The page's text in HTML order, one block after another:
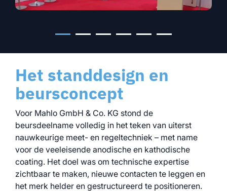
Het standdesign en
beursconcept
Voor Mahlo GmbH & Co. KG stond de
beursdeelname volledig in het teken van uiterst
nauwkeurige meet- en regeltechniek – met name
voor de veeleisende anodische en kathodische
coating. Het doel was om technische expertise
zichtbaar te maken, nieuwe contacten te leggen en
het merk helder en gestructureerd te positioneren.